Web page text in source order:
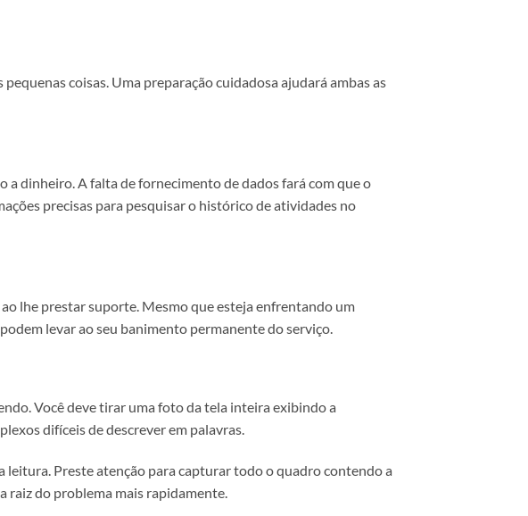
coisas. Uma preparação cuidadosa ajudará ambas as
a dinheiro. A falta de fornecimento de dados fará com que o
precisas para pesquisar o histórico de atividades no
lhe prestar suporte. Mesmo que esteja enfrentando um
levar ao seu banimento permanente do serviço.
Você deve tirar uma foto da tela inteira exibindo a
difíceis de descrever em palavras.
leitura. Preste atenção para capturar todo o quadro contendo a
raiz do problema mais rapidamente.